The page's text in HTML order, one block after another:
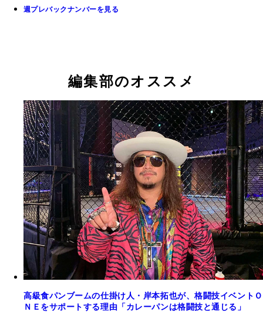
週プレバックナンバーを見る
編集部のオススメ
高級食パンブームの仕掛け人・岸本拓也が、格闘技イベントＯ
ＮＥをサポートする理由「カレーパンは格闘技と通じる」